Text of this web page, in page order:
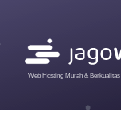
Web Hosting Murah & Berkualitas